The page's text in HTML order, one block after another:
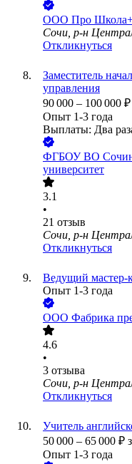
ООО Про
Сочи, р-н
Откликнуться
Заместитель
управления
90 000 – 100 000 ₽
Опыт 1-3 года
Выплаты: Два
ФГБОУ ВО
университет
3.1
•
21 отзыв
Сочи, р-н
Откликнуться
Ведущий мастер-
Опыт 1-3 года
ООО Фабрика
4.6
•
3 отзыва
Сочи, р-н
Откликнуться
Учитель
50 000 – 65 000 ₽
Опыт 1-3 года